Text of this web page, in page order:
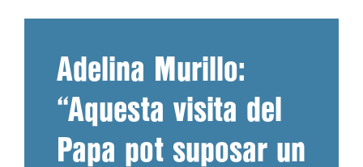
Adelina Murillo:
“Aquesta visita del
Papa pot suposar un